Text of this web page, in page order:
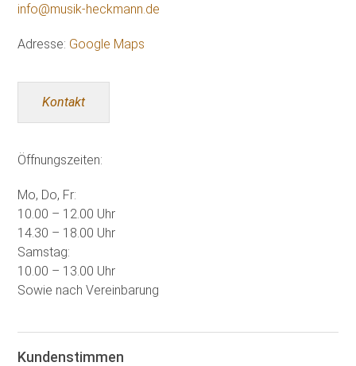
info@musik-heckmann.de
Adresse: Google Maps
Kontakt
Öffnungszeiten:
Mo, Do, Fr:
10.00 – 12.00 Uhr
14.30 – 18.00 Uhr
Samstag:
10.00 – 13.00 Uhr
Sowie nach Vereinbarung
Kundenstimmen